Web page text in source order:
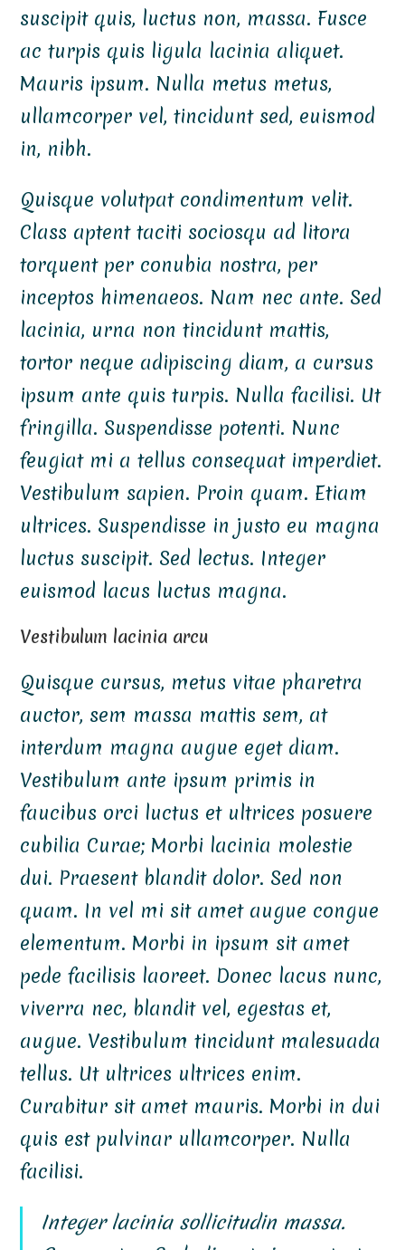
suscipit quis, luctus non, massa. Fusce
ac turpis quis ligula lacinia aliquet.
Mauris ipsum. Nulla metus metus,
ullamcorper vel, tincidunt sed, euismod
in, nibh.
Quisque volutpat condimentum velit.
Class aptent taciti sociosqu ad litora
torquent per conubia nostra, per
inceptos himenaeos. Nam nec ante. Sed
lacinia, urna non tincidunt mattis,
tortor neque adipiscing diam, a cursus
ipsum ante quis turpis. Nulla facilisi. Ut
fringilla. Suspendisse potenti. Nunc
feugiat mi a tellus consequat imperdiet.
Vestibulum sapien. Proin quam. Etiam
ultrices. Suspendisse in justo eu magna
luctus suscipit. Sed lectus. Integer
euismod lacus luctus magna.
Vestibulum lacinia arcu
Quisque cursus, metus vitae pharetra
auctor, sem massa mattis sem, at
interdum magna augue eget diam.
Vestibulum ante ipsum primis in
faucibus orci luctus et ultrices posuere
cubilia Curae; Morbi lacinia molestie
dui. Praesent blandit dolor. Sed non
quam. In vel mi sit amet augue congue
elementum. Morbi in ipsum sit amet
pede facilisis laoreet. Donec lacus nunc,
viverra nec, blandit vel, egestas et,
augue. Vestibulum tincidunt malesuada
tellus. Ut ultrices ultrices enim.
Curabitur sit amet mauris. Morbi in dui
quis est pulvinar ullamcorper. Nulla
facilisi.
Integer lacinia sollicitudin massa.